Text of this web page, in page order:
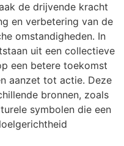
de drijvende kracht
en verbetering van de
omstandigheden. In
uit een collectieve
een betere toekomst
aanzet tot actie. Deze
bronnen, zoals
symbolen die een